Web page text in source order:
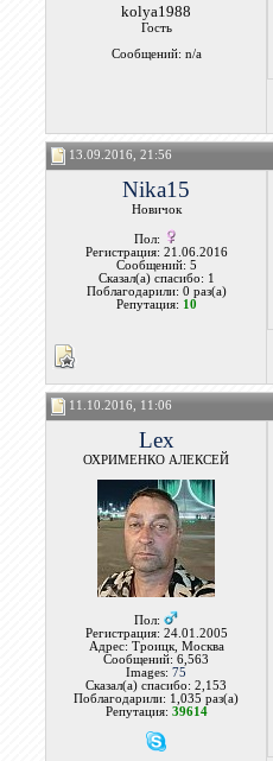
kolya1988
Гость
Сообщений: n/a
13.09.2016, 21:56
Nika15
Новичок
Пол:
Регистрация: 21.06.2016
Сообщений: 5
Сказал(а) спасибо: 1
Поблагодарили: 0 раз(а)
Репутация: 10
11.10.2016, 11:06
Lex
ОХРИМЕНКО АЛЕКСЕЙ
Пол:
Регистрация: 24.01.2005
Адрес: Троицк, Москва
Сообщений: 6,563
Images:75
Сказал(а) спасибо: 2,153
Поблагодарили: 1,035 раз(а)
Репутация: 39614